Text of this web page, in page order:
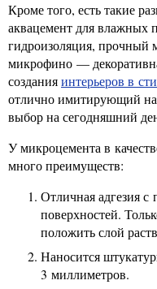
Кроме того, есть такие
аквацемент для влажных
гидроизоляция, прочный
микрофино —
созданияинтерьеров в
отлично имитирующий
выбор на сегодняшний
У микроцемента в
много преимуществ:
Отличная адгезия
поверхностей.
положить слой
Наносится
3 миллиметров.